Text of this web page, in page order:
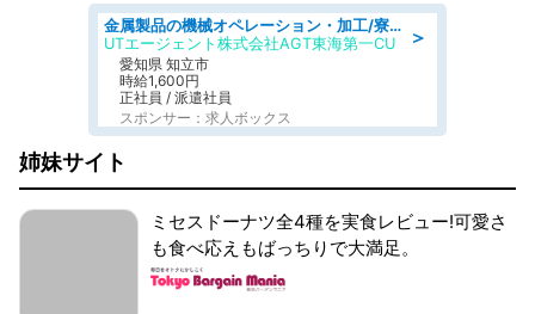
＞
金属製品の機械オペレーション・加工/寮完備/日払い/工場・製造
UTエージェント株式会社AGT東海第一CU
愛知県 知立市
時給1,600円
正社員 / 派遣社員
スポンサー：求人ボックス
姉妹サイト
ミセスドーナツ全4種を実食レビュー!可愛さ
も食べ応えもばっちりで大満足。